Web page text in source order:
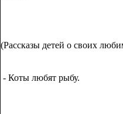
(Рассказы детей о своих
- Коты любят рыбу.